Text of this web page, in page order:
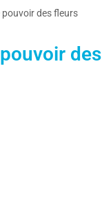
des fleurs
des